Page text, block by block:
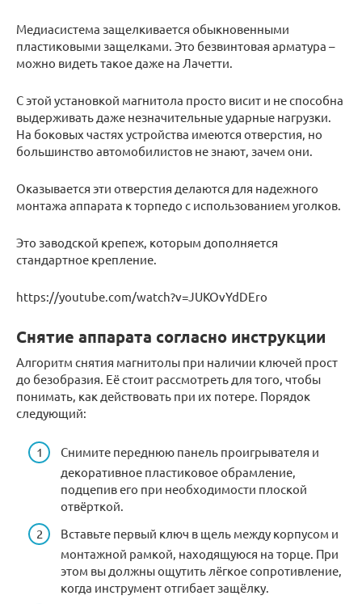
Медиасистема защелкивается обыкновенными
пластиковыми защелками. Это безвинтовая арматура –
можно видеть такое даже на Лачетти.
С этой установкой магнитола просто висит и не способна
выдерживать даже незначительные ударные нагрузки.
На боковых частях устройства имеются отверстия, но
большинство автомобилистов не знают, зачем они.
Оказывается эти отверстия делаются для надежного
монтажа аппарата к торпедо с использованием уголков.
Это заводской крепеж, которым дополняется
стандартное крепление.
https://youtube.com/watch?v=JUKOvYdDEro
Снятие аппарата согласно инструкции
Алгоритм снятия магнитолы при наличии ключей прост
до безобразия. Её стоит рассмотреть для того, чтобы
понимать, как действовать при их потере. Порядок
следующий:
Снимите переднюю панель проигрывателя и
декоративное пластиковое обрамление,
подцепив его при необходимости плоской
отвёрткой.
Вставьте первый ключ в щель между корпусом и
монтажной рамкой, находящуюся на торце. При
этом вы должны ощутить лёгкое сопротивление,
когда инструмент отгибает защёлку.